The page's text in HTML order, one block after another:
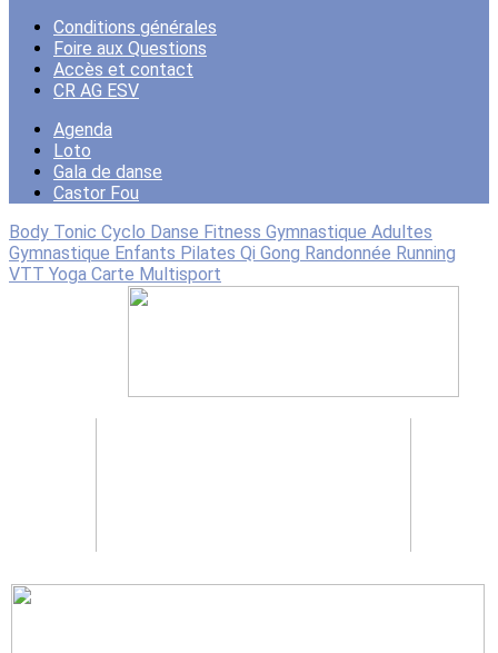
Conditions générales
Foire aux Questions
Accès et contact
CR AG ESV
Agenda
Loto
Gala de danse
Castor Fou
Body Tonic Cyclo Danse Fitness Gymnastique Adultes
Gymnastique Enfants Pilates Qi Gong Randonnée Running
VTT Yoga Carte Multisport